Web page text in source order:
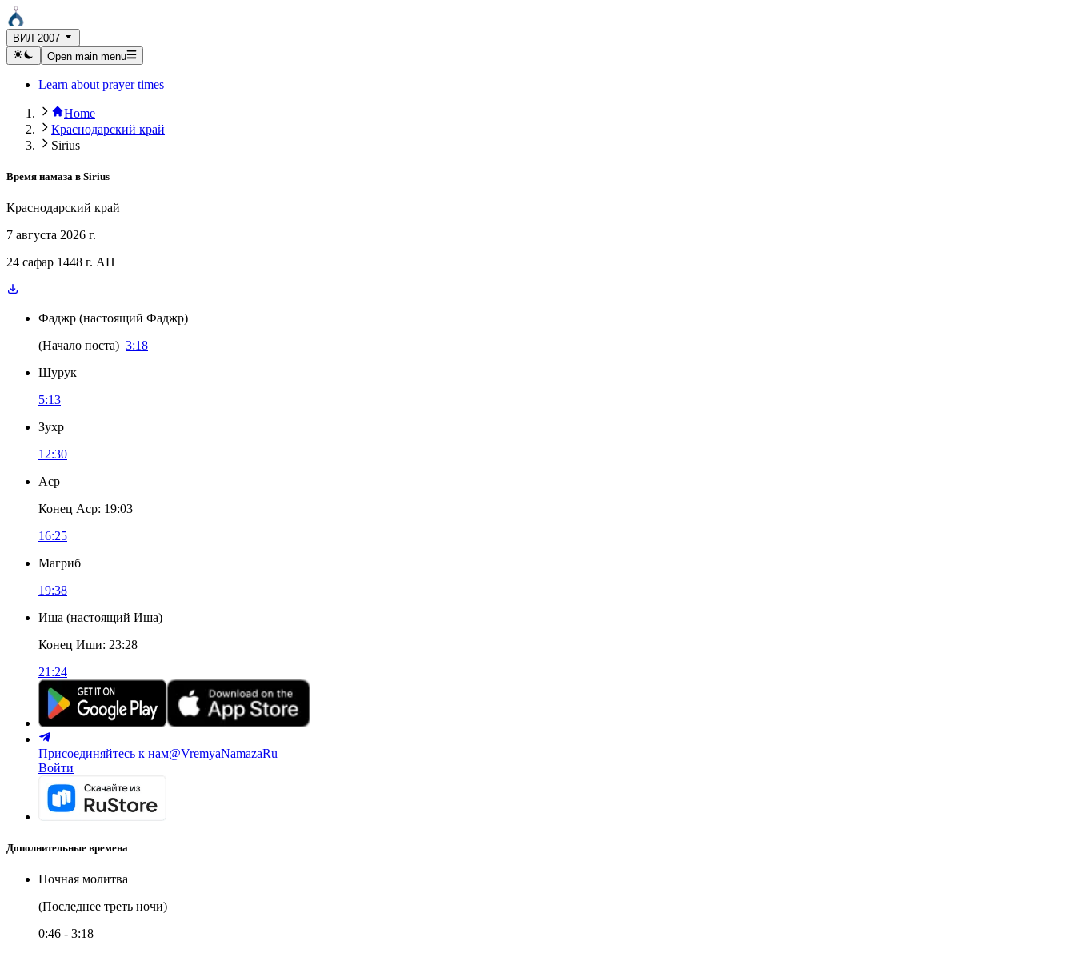
ВИЛ 2007
Open main menu
Learn about prayer times
Home
Краснодарский край
Sirius
Время намаза в Sirius
Краснодарский край
7 августа 2026 г.
24 сафар 1448 г. AH
Фаджр (настоящий Фаджр)
(Начало поста) 3:18
Шурук
5:13
Зухр
12:30
Аср
Конец Аср: 19:03
16:25
Магриб
19:38
Иша (настоящий Иша)
Конец Иши: 23:28
21:24
Присоединяйтесь к нам@VremyaNamazaRu
Войти
Дополнительные времена
Ночная молитва
(Последнее треть ночи)
0:46 - 3:18